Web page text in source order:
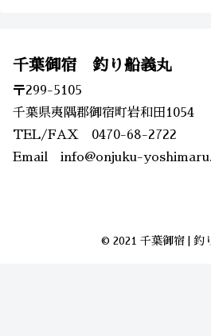
千葉御宿 釣り船義丸
〒299-5105
千葉県夷隅郡御宿町岩和田1054
TEL/FAX 0470-68-2722
Email info@onjuku-
© 2021 千葉御宿 | 釣